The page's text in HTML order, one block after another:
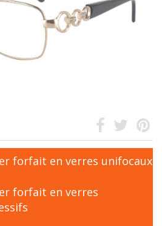
forfait en verres unifocaux
forfait en verres